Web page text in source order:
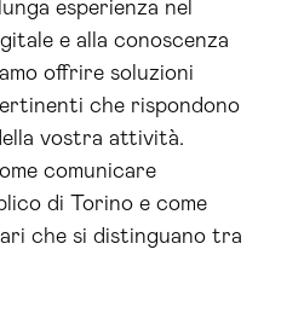
esperienza nel
e alla conoscenza
offrire soluzioni
che rispondono
vostra attività.
comunicare
di Torino e come
che si distinguano tra